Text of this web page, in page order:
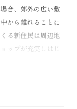
に手を入れて長持
ド・ビルドによっ
である。多くの病
年という短い間隔
合、郊外の広い敷
から離れることに
る新住民は周辺地
ップが充実しはじ
いまっさらな敷地